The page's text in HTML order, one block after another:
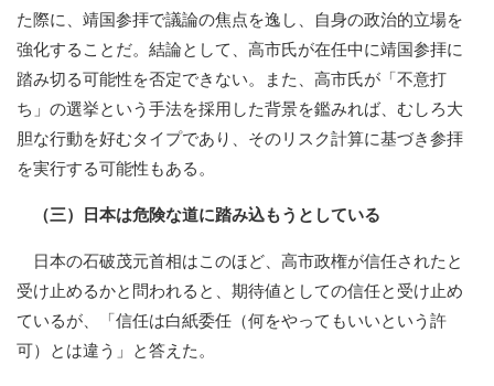
た際に、靖国参拝で議論の焦点を逸し、自身の政治的立場を
強化することだ。結論として、高市氏が在任中に靖国参拝に
踏み切る可能性を否定できない。また、高市氏が「不意打
ち」の選挙という手法を採用した背景を鑑みれば、むしろ大
胆な行動を好むタイプであり、そのリスク計算に基づき参拝
を実行する可能性もある。
（三）日本は危険な道に踏み込もうとしている
日本の石破茂元首相はこのほど、高市政権が信任されたと
受け止めるかと問われると、期待値としての信任と受け止め
ているが、「信任は白紙委任（何をやってもいいという許
可）とは違う」と答えた。